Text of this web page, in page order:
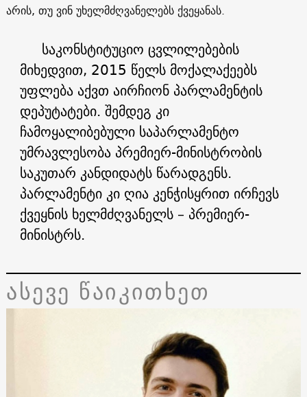
არის, თუ ვინ უხელმძღვანელებს ქვეყანას.
საკონსტიტუციო ცვლილებების
მიხედვით, 2015 წელს მოქალაქეებს
უფლება აქვთ აირჩიონ პარლამენტის
დეპუტატები. შემდეგ კი
ჩამოყალიბებული საპარლამენტო
უმრავლესობა პრემიერ-მინისტრობის
საკუთარ კანდიდატს წარადგენს.
პარლამენტი კი ღია კენჭისყრით ირჩევს
ქვეყნის ხელმძღვანელს – პრემიერ-
მინისტრს.
ასევე წაიკითხეთ